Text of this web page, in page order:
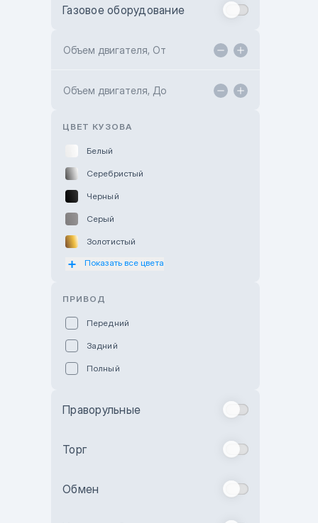
Toyota Kokshetau
Hyundai ShymCity
Газовое оборудование
Объем двигателя, От
Объем двигателя, До
ЦВЕТ КУЗОВА
Белый
Серебристый
Черный
Серый
Золотистый
Оранжевый
Бежевый
Показать все цвета
ПРИВОД
Передний
Задний
Полный
Праворульные
Торг
Обмен